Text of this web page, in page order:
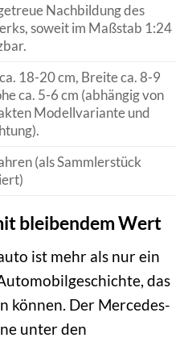
Nachbildung des
soweit im Maßstab 1:24
18-20 cm, Breite ca. 8-9
ca. 5-6 cm (abhängig von
Modellvariante und
(als Sammlerstück
bleibendem Wert
ist mehr als nur ein
das
können. Der Mercedes-
unter den